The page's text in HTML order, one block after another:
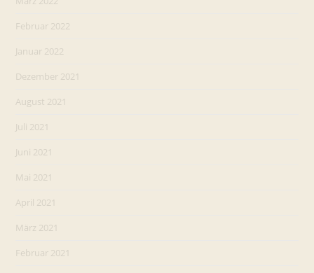
Februar 2022
Januar 2022
Dezember 2021
August 2021
Juli 2021
Juni 2021
Mai 2021
April 2021
März 2021
Februar 2021